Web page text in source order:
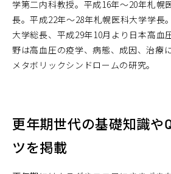
学第二内科教授。平成16年～20年札幌
長。平成22年～28年札幌医科大学学長
大学総長、平成29年10月より日本高血
野は高血圧の疫学、病態、成因、治療
メタボリックシンドロームの研究。
更年期世代の基礎知識や
ツを掲載